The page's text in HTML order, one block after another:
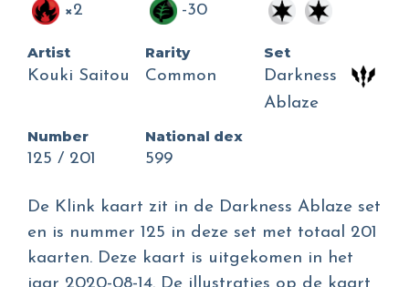
×2
-30
Artist
Kouki Saitou
Rarity
Common
Set
Darkness
Ablaze
Number
125 / 201
National dex
599
De Klink kaart zit in de Darkness Ablaze set
en is nummer 125 in deze set met totaal 201
kaarten. Deze kaart is uitgekomen in het